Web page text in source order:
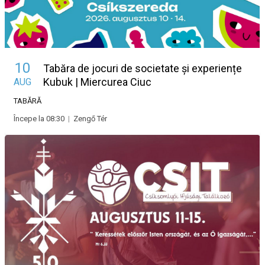
10
AUG
Tabăra de jocuri de societate și experiențe
Kubuk | Miercurea Ciuc
TABĂRĂ
Începe la 08:30 | Zengő Tér